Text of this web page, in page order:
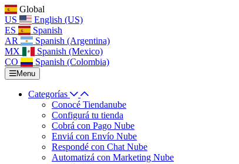
Global
US
English (US)
ES
Spanish
AR
Spanish (Argentina)
MX
Spanish (Mexico)
CO
Spanish (Colombia)
Menu
Categorías
Conocé Tiendanube
Configurá tu tienda
Cobrá con Pago Nube
Enviá con Envío Nube
Respondé con Chat Nube
Automatizá con Marketing Nube